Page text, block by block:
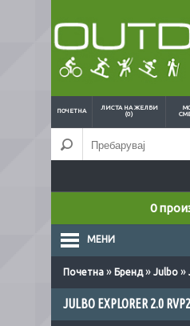
ПОЧЕТНА
ЛИСТА НА ЖЕЛБИ
(0)
0
МЕНИ
Почетна » Бренд» Julbo »
JULBO EXPLORER 2.0